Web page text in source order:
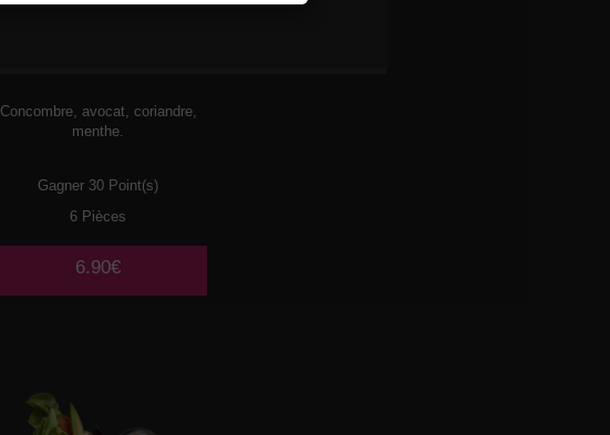
Concombre, avocat, coriandre,
menthe.
Gagner 30 Point(s)
6 Pièces
6.90€